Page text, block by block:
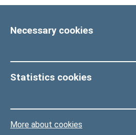
Necessary cookies
Statistics cookies
More about cookies